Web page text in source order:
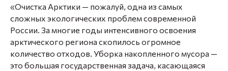
«Очистка Арктики — пожалуй, одна из самых
сложных экологических проблем современной
России. За многие годы интенсивного освоения
арктического региона скопилось огромное
количество отходов. Уборка накопленного мусора —
это большая государственная задача, касающаяся